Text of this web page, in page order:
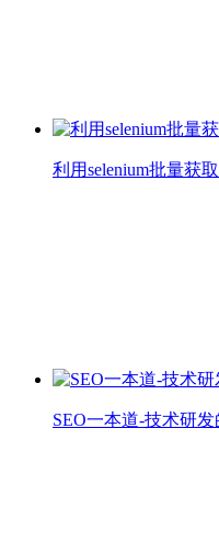
利用selenium批量获
SEO一本道-技术研